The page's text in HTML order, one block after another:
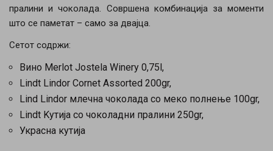
пралини и чоколада. Совршена комбинација за моменти
што се паметат – само за двајца.
Сетот содржи:
Вино Merlot Jostela Winery 0,75l,
Lindt Lindor Cornet Assorted 200gr,
Lind Lindor млечна чоколада со меко полнење 100gr,
Lindt Kутија со чоколадни пралини 250gr,
Украсна кутија